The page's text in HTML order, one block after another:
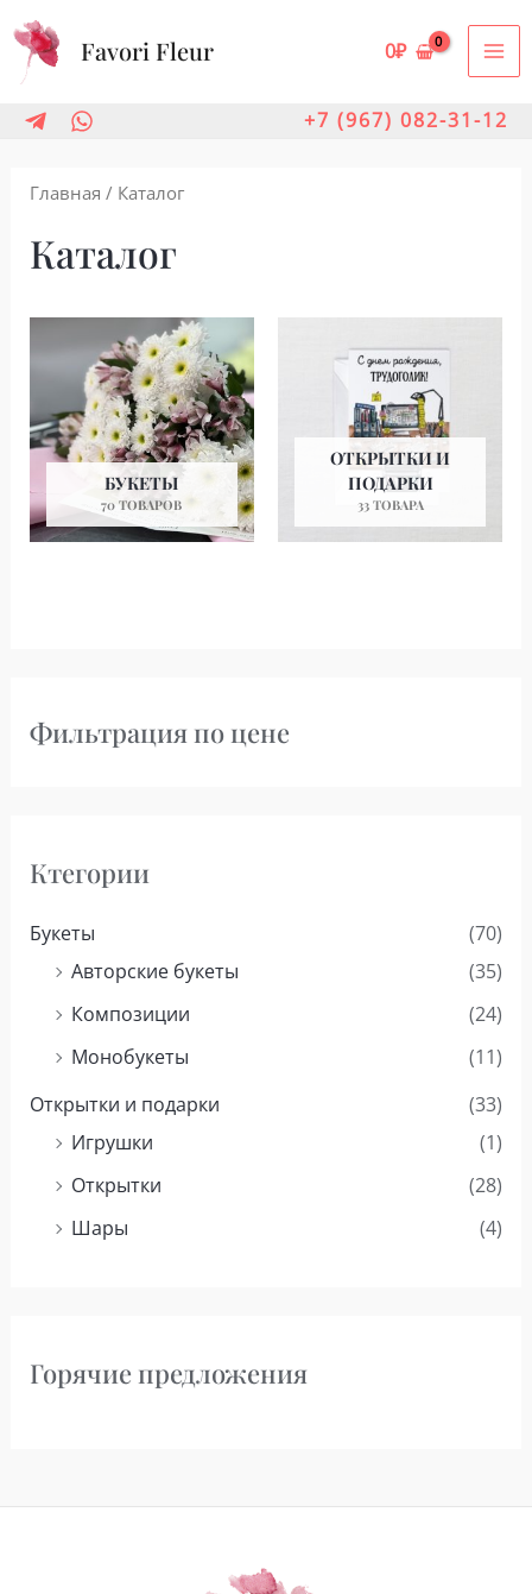
Перейти
содержимому
Favori Fleur 0₽
+7 (967) 082-31-12
Фильтрация по цене
Ктегории
Букеты
(70)
Авторские букеты
(35)
Композиции
(24)
Монобукеты
(11)
Открытки и подарки
(33)
Игрушки
(1)
Открытки
(28)
Шары
(4)
Горячие предложения
Главная / Каталог
Каталог
БУКЕТЫ
70 ТОВАРОВ
ОТКРЫТКИ И
ПОДАРКИ
33 ТОВАРА